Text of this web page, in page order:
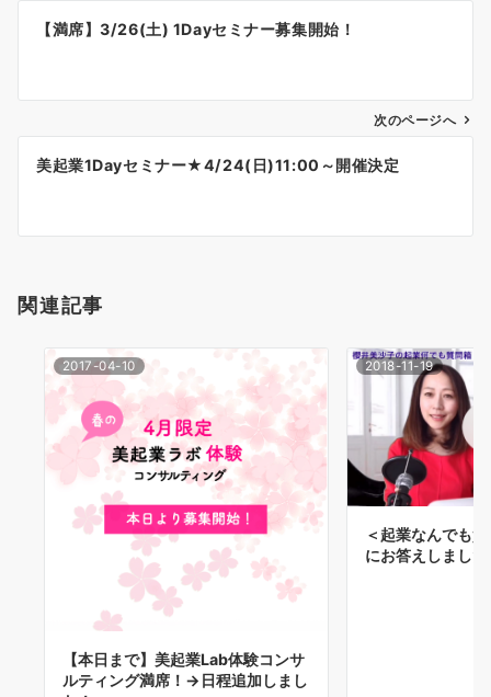
ゲ
シ
ン
【満席】3/26(土) 1Dayセミナー募集開始！
次のページへ
美起業1Dayセミナー★4/24(日)11:00～開催決定
関連記事
2017-04-10
【本日まで】美起業Lab体験コンサ
ルティング満席！→日程追加しまし
2018-11-19
＜起業なんでも
にお答えしました